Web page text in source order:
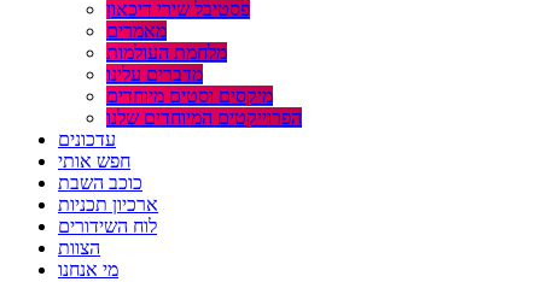
פסטיבל שירי דיכאון
מאמרים
מלחמת העולמות
מדברים עלינו
מיקסים וסטים מיוחדים
הפרוייקטים המיוחדים שלנו
עדכונים
חפש אותי
כוכב השבת
ארכיון תכניות
לוח השידורים
הצוות
מי אנחנו